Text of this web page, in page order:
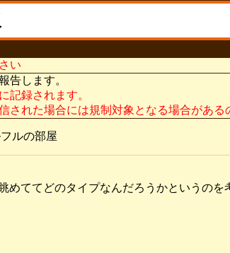
い
告します。
記録されます。
された場合には規制対象となる場合がある
ルの部屋
めててどのタイプなんだろうかというのを